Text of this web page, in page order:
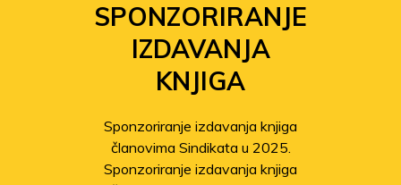
SPONZORIRANJE
IZDAVANJA
KNJIGA
Sponzoriranje izdavanja knjiga
članovima Sindikata u 2025.
Sponzoriranje izdavanja knjiga